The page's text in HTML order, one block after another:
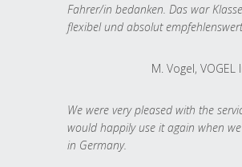
Fahrer/in bedanken. Das war
flexibel und absolut
M. Vogel, VOGEL
We were very pleased with the
would happily use it again when
in Germany.